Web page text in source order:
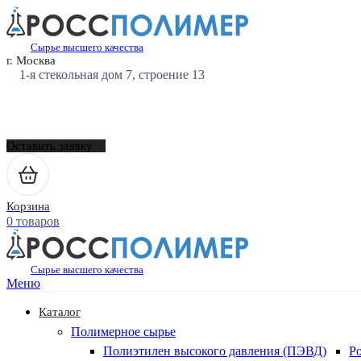
Сырье высшего качества
г. Москва
1-я стекольная дом 7, строение 13
Оставить заявку
Корзина
0 товаров
Сырье высшего качества
Меню
Каталог
Полимерное сырье
Полиэтилен высокого давления (ПЭВД)